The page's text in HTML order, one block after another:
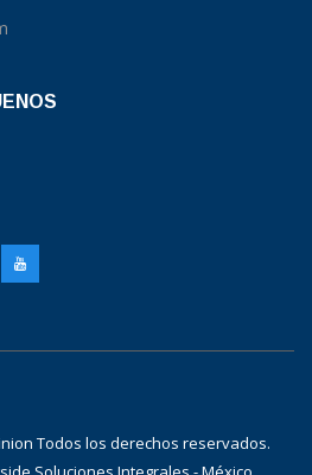
Todos los derechos reservados.